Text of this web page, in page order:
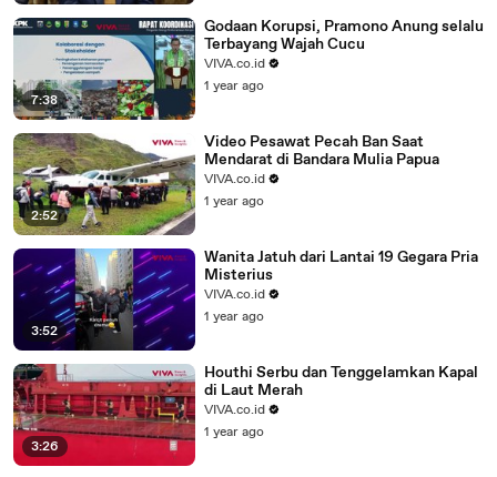
7:38
Godaan Korupsi, Pramono Anung selalu
Terbayang Wajah Cucu
VIVA.co.id
1 year ago
2:52
Video Pesawat Pecah Ban Saat
Mendarat di Bandara Mulia Papua
VIVA.co.id
1 year ago
3:52
Wanita Jatuh dari Lantai 19 Gegara Pria
Misterius
VIVA.co.id
1 year ago
3:26
Houthi Serbu dan Tenggelamkan Kapal
di Laut Merah
VIVA.co.id
1 year ago